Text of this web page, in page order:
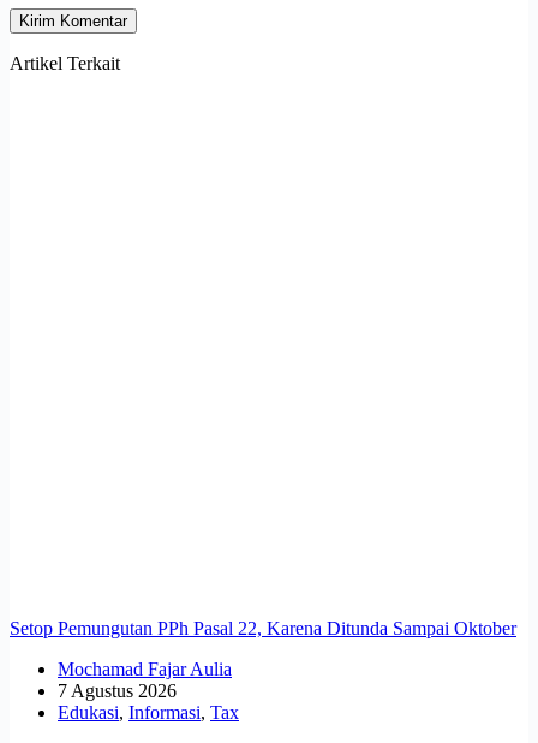
Kirim Komentar
Artikel Terkait
Setop Pemungutan PPh Pasal 22, Karena Ditunda Sampai Oktober
Mochamad Fajar Aulia
7 Agustus 2026
Edukasi, Informasi, Tax